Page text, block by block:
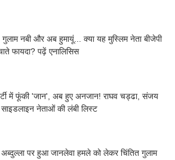
नबी और अब हुमायूं... क्या यह मुस्लिम नेता बीजेपी
फायदा? पढ़ें एनालिसिस
में फूंकी 'जान', अब हुए अनजान! राघव चड्ढा, संजय
साइडलाइन नेताओं की लंबी लिस्ट
पर हुआ जानलेवा हमले को लेकर चिंतित गुलाम